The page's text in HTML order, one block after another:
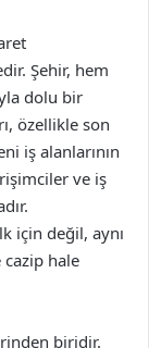
Şehir, hem
dolu bir
özellikle son
iş alanlarının
ve iş
için değil, aynı
hale
biridir.